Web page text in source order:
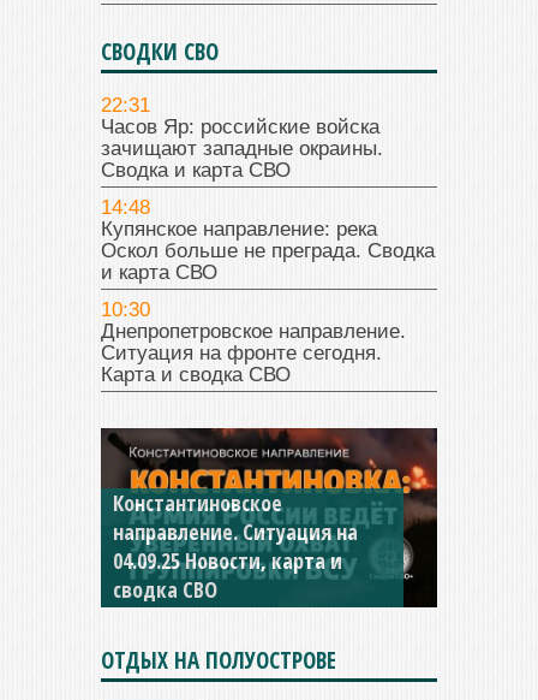
СВОДКИ СВО
22:31
Часов Яр: российские войска
зачищают западные окраины.
Сводка и карта СВО
14:48
Купянское направление: река
Оскол больше не преграда. Сводка
и карта СВО
10:30
Днепропетровское направление.
Ситуация на фронте сегодня.
Карта и сводка СВО
Константиновское
направление. Ситуация на
04.09.25 Новости, карта и
сводка СВО
ОТДЫХ НА ПОЛУОСТРОВЕ